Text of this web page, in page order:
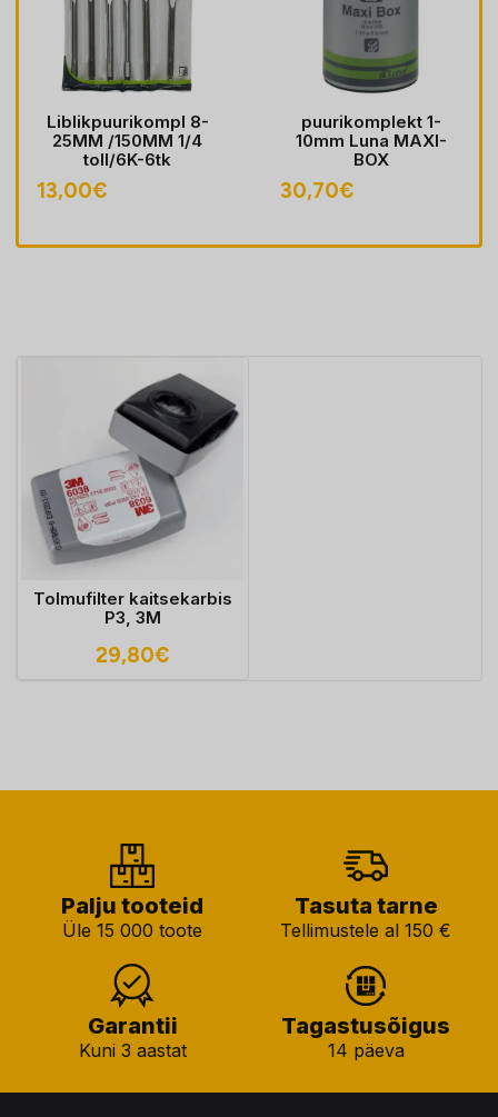
Liblikpuurikompl 8-
25MM /150MM 1/4
toll/6K-6tk
13,00€
puurikomplekt 1-
10mm Luna MAXI-
BOX
30,70€
Tolmufilter kaitsekarbis
P3, 3M
29,80€
Palju tooteid
Üle 15 000 toote
Tasuta tarne
Tellimustele al 150 €
Garantii
Kuni 3 aastat
Tagastusõigus
14 päeva